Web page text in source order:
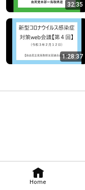
Home
32:35
1:28:37